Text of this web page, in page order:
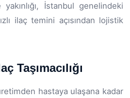
İstanbul genelindeki
ilaç temini açısından lojistik
Taşımacılığı
hastaya ulaşana kadar